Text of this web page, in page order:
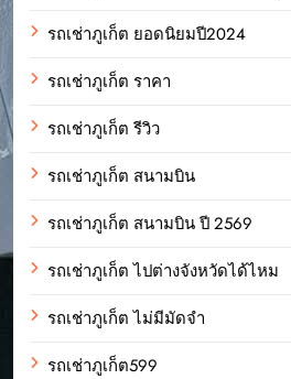
รถเช่าภูเก็ต ยอดนิยมปี2024
รถเช่าภูเก็ต ราคา
รถเช่าภูเก็ต รีวิว
รถเช่าภูเก็ต สนามบิน
รถเช่าภูเก็ต สนามบิน ปี 2569
รถเช่าภูเก็ต ไปต่างจังหวัดได้ไหม
รถเช่าภูเก็ต ไม่มีมัดจำ
รถเช่าภูเก็ต599